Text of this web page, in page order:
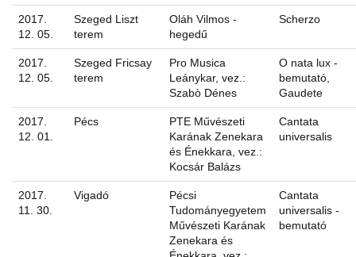
2017.
12. 05.
Szeged Liszt
terem
Oláh Vilmos -
hegedű
Scherzo
2017.
12. 05.
Szeged Fricsay
terem
Pro Musica
Leánykar, vez.:
Szabò Dénes
O nata lux -
bemutató,
Gaudete
2017.
12. 01.
Pécs
PTE Művészeti
Karának Zenekara
és Énekkara, vez.:
Kocsár Balázs
Cantata
universalis
2017.
11. 30.
Vigadó
Pécsi
Tudományegyetem
Művészeti Karának
Zenekara és
Cantata
universalis -
bemutató